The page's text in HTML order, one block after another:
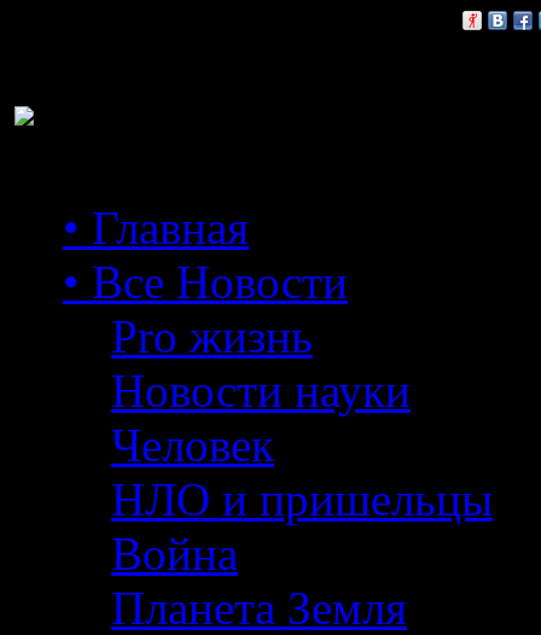
• Главная
• Все Новости
Pro жизнь
Новости науки
Человек
НЛО и пришельцы
Война
Планета Земля